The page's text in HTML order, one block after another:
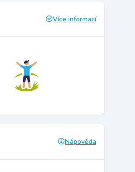
Více informací
Nápověda